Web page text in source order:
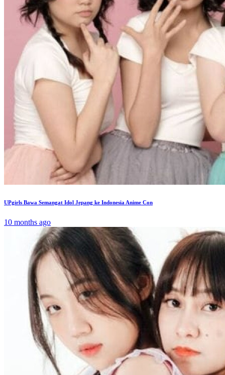
UPgirls Bawa Semangat Idol Jepang ke Indonesia Anime Con
10 months ago